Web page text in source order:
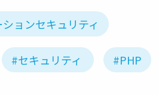
ョンセキュリティ
#セキュリティ #PHP